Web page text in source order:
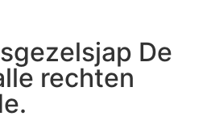
De
rechten